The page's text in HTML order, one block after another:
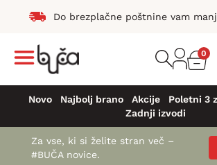
Do brezplačne poštnine vam
0
Novo Najbolj brano Akcije Poletni 3
Zadnji izvodi
Za vse, ki si želite stran več –
#BUČA novice.